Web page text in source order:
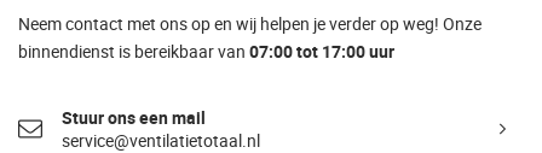
Neem contact met ons op en wij helpen je verder op weg! Onze
binnendienst is bereikbaar van 07:00 tot 17:00 uur
Stuur ons een mail
service@ventilatietotaal.nl